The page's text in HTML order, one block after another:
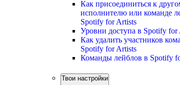
Как присоединиться к
исполнителю или команде
Spotify for Artists
Уровни доступа в Spotify for
Как удалить участников
Spotify for Artists
Команды лейблов в Spotify
Твои настройки